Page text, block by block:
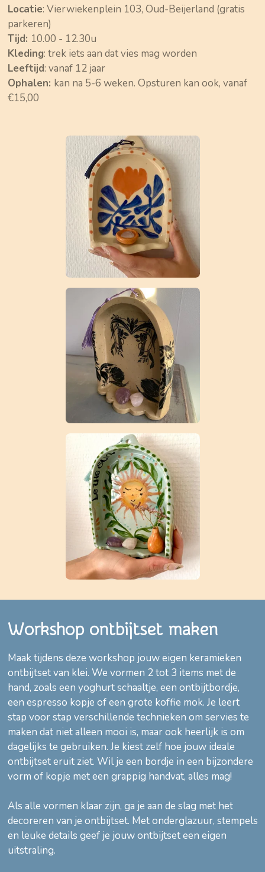
Locatie: Vierwiekenplein 103, Oud-Beijerland (gratis
parkeren)
Tijd: 10.00 - 12.30u
Kleding: trek iets aan dat vies mag worden
Leeftijd: vanaf 12 jaar
Ophalen: kan na 5-6 weken. Opsturen kan ook, vanaf
€15,00
Workshop ontbijtset maken
Maak tijdens deze workshop jouw eigen keramieken
ontbijtset van klei. We vormen 2 tot 3 items met de
hand, zoals een yoghurt schaaltje, een ontbijtbordje,
een espresso kopje of een grote koffie mok. Je leert
stap voor stap verschillende technieken om servies te
maken dat niet alleen mooi is, maar ook heerlijk is om
dagelijks te gebruiken. Je kiest zelf hoe jouw ideale
ontbijtset eruit ziet. Wil je een bordje in een bijzondere
vorm of kopje met een grappig handvat, alles mag!
Als alle vormen klaar zijn, ga je aan de slag met het
decoreren van je ontbijtset. Met onderglazuur, stempels
en leuke details geef je jouw ontbijtset een eigen
uitstraling.